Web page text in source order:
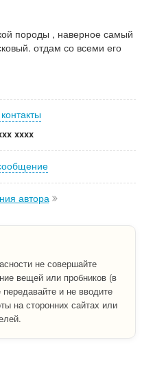
породы , наверное самый
отдам со всеми его
xxxx
автора
не совершайте
вещей или пробников (в
и не вводите
на сторонних сайтах или